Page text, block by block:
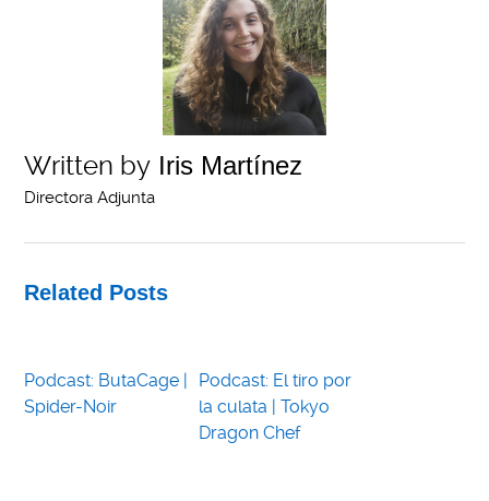
Written by Iris Martínez
Directora Adjunta
Related Posts
Podcast: ButaCage |
Spider-Noir
Podcast: El tiro por
la culata | Tokyo
Dragon Chef